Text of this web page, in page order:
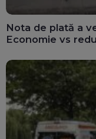
Nota de plată a
Economie vs